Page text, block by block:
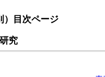
）目次ページ
究